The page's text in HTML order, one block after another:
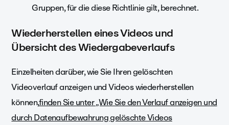
Gruppen, für die diese Richtlinie gilt, berechnet.
Wiederherstellen eines Videos und
Übersichtdes Wiedergabeverlaufs
Einzelheiten darüber, wie Sie Ihren gelöschten
Videoverlauf anzeigen und Videos wiederherstellen
können,finden Sie unter „Wie Sie den Verlauf anzeigen und
durch Datenaufbewahrung gelöschte Videos